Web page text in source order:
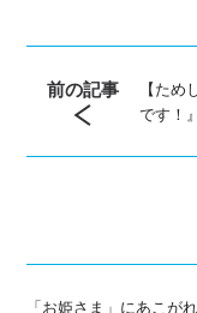
前の記事
【た
です！
「お姫さま」にあこが